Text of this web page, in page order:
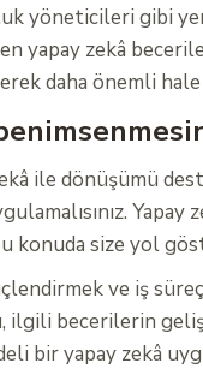
yöneticileri gibi
yapay zekâ
daha önemli
ile dönüşümü
konuda size yol
ve iş
ilgili becerilerin
bir yapay zekâ